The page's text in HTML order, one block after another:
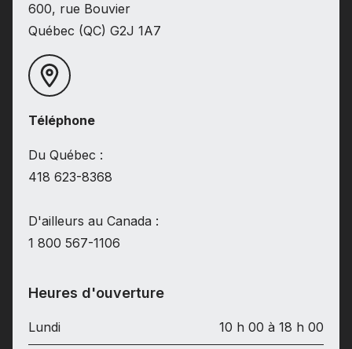
600, rue Bouvier
Québec (QC) G2J 1A7
Téléphone
Du Québec :
418 623-8368
D'ailleurs au Canada :
1 800 567-1106
Heures d'ouverture
Lundi 10 h 00 à 18 h 00